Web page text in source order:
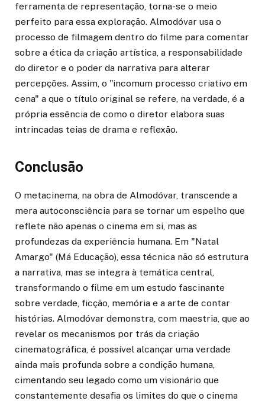
ferramenta de representação, torna-se o meio
perfeito para essa exploração. Almodóvar usa o
processo de filmagem dentro do filme para comentar
sobre a ética da criação artística, a responsabilidade
do diretor e o poder da narrativa para alterar
percepções. Assim, o "incomum processo criativo em
cena" a que o título original se refere, na verdade, é a
própria essência de como o diretor elabora suas
intrincadas teias de drama e reflexão.
Conclusão
O metacinema, na obra de Almodóvar, transcende a
mera autoconsciência para se tornar um espelho que
reflete não apenas o cinema em si, mas as
profundezas da experiência humana. Em "Natal
Amargo" (Má Educação), essa técnica não só estrutura
a narrativa, mas se integra à temática central,
transformando o filme em um estudo fascinante
sobre verdade, ficção, memória e a arte de contar
histórias. Almodóvar demonstra, com maestria, que ao
revelar os mecanismos por trás da criação
cinematográfica, é possível alcançar uma verdade
ainda mais profunda sobre a condição humana,
cimentando seu legado como um visionário que
constantemente desafia os limites do que o cinema